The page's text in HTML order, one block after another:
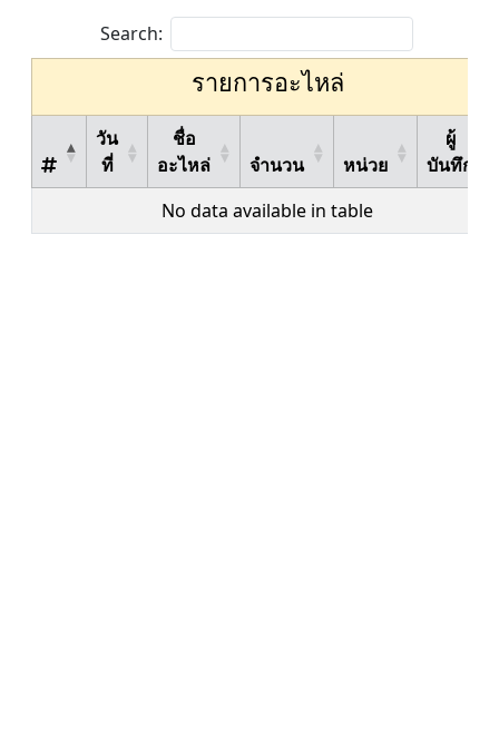
Search:
รายการอะไหล่
วัน
ที่
ชื่อ
อะไหล่
จำนวน หน่วย
ผู้
บันทึก
No data available in table